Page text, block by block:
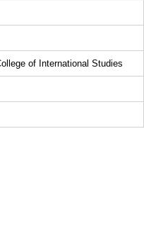
of International Studies